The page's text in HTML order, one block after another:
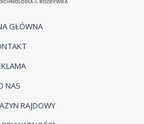
GŁÓWNA
NAS
RAJDOWY